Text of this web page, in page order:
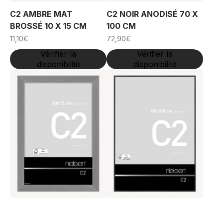
C2 AMBRE MAT
BROSSÉ 10 X 15 CM
11,10€
Vérifier la
disponibilité
C2 NOIR ANODISÉ 70 X
100 CM
72,90€
Vérifier la
disponibilité